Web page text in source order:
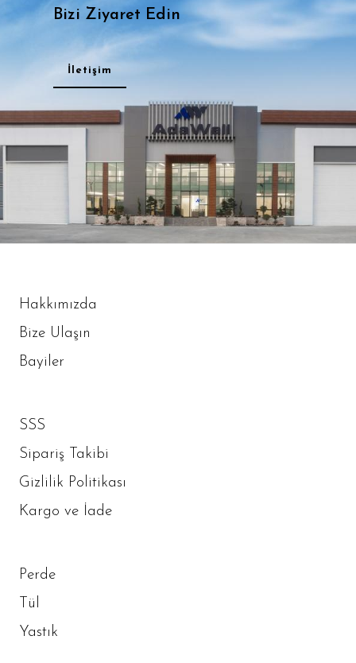
Bizi Ziyaret Edin
İletişim
Hakkımızda
Bize Ulaşın
Bayiler
SSS
Sipariş Takibi
Gizlilik Politikası
Kargo ve İade
Perde
Tül
Yastık